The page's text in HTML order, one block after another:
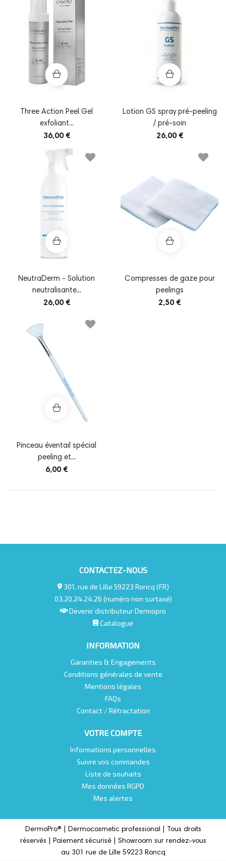
Three Action Peel Gel
exfoliant...
36,00 €
Lotion GS spray pré-peeling
/ pré-soin
26,00 €
NeutraDerm - Solution
neutralisante...
26,00 €
Compresses de gaze pour
peelings
2,50 €
Pinceau éventail spécial
peeling et...
6,00 €
CONTACTEZ-NOUS
301, rue de Lille 59223 Roncq (FR)
03.20.24.24.26 (numéro non surtaxé)
Devenir distributeur Dermopro
Catalogue
INFORMATION
Garanties & Engagements
Conditions générales de vente
Mentions légales
FAQs
Contact / Rétractation
VOTRE COMPTE
Informations personnelles
Suivre vos commandes
Liste de souhaits
Mes données RGPD
Mes alertes
DermoPro® | Dermocosmetic professional |
Tous droits
réservés | Paiement sécurisé | Showroom sur rendez-vous
au 301 rue de Lille 59223 Roncq